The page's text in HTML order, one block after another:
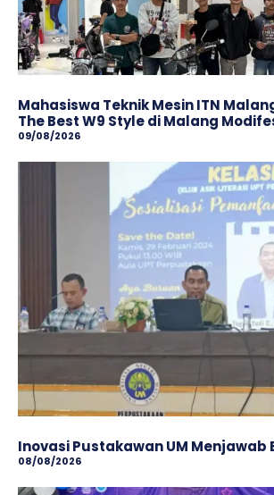
Mahasiswa Teknik Mesin ITN
The Best W9 Style di Malang
09/08/2026
Inovasi Pustakawan UM Menjawab
08/08/2026